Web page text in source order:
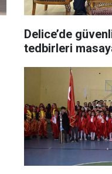
Delice’de
tedbirleri